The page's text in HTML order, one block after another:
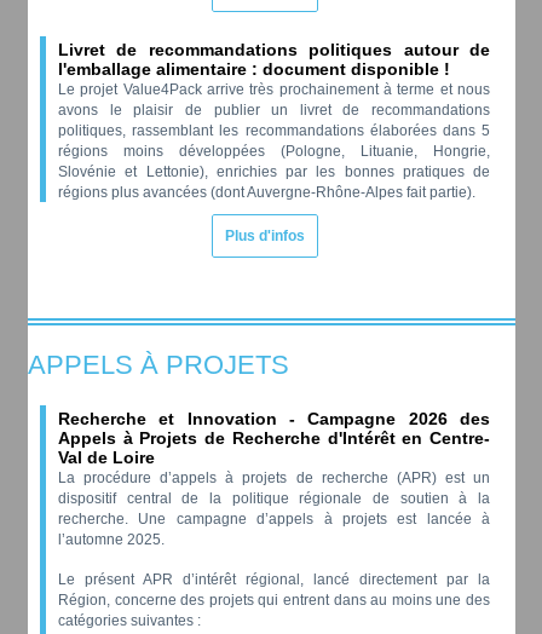
Livret de recommandations politiques autour de
l'emballage alimentaire : document disponible !
Le projet Value4Pack arrive très prochainement à terme et nous
avons le plaisir de publier un livret de recommandations
politiques, rassemblant les recommandations élaborées dans 5
régions moins développées (Pologne, Lituanie, Hongrie,
Slovénie et Lettonie), enrichies par les bonnes pratiques de
régions plus avancées (dont Auvergne-Rhône-Alpes fait partie).
Plus d'infos
APPELS À PROJETS
Recherche et Innovation - Campagne 2026 des
Appels à Projets de Recherche d'Intérêt en Centre-
Val de Loire
La procédure d’appels à projets de recherche (APR) est un
dispositif central de la politique régionale de soutien à la
recherche. Une campagne d’appels à projets est lancée à
l’automne 2025.
Le présent APR d’intérêt régional, lancé directement par la
Région, concerne des projets qui entrent dans au moins une des
catégories suivantes :